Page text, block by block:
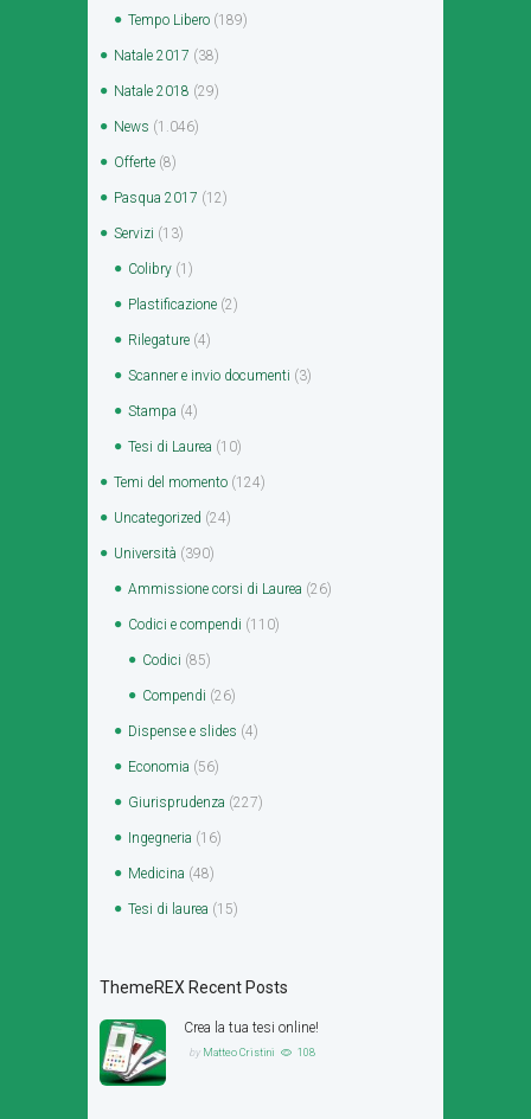
Tempo Libero (189)
Natale 2017 (38)
Natale 2018 (29)
News (1.046)
Offerte (8)
Pasqua 2017 (12)
Servizi (13)
Colibry (1)
Plastificazione (2)
Rilegature (4)
Scanner e invio documenti (3)
Stampa (4)
Tesi di Laurea (10)
Temi del momento (124)
Uncategorized (24)
Università (390)
Ammissione corsi di Laurea (26)
Codici e compendi (110)
Codici (85)
Compendi (26)
Dispense e slides (4)
Economia (56)
Giurisprudenza (227)
Ingegneria (16)
Medicina (48)
Tesi di laurea (15)
ThemeREX Recent Posts
Crea la tua tesi online!
by Matteo Cristini 108